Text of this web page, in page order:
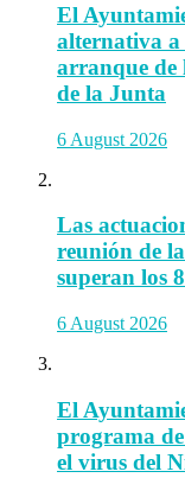
El
alternativa a
arranque de
de la Junta
6 August 2026
Las
reunión de
superan los
6 August 2026
El
programa
el virus del